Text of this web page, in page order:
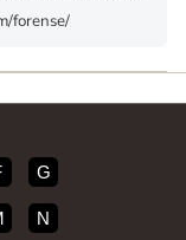
forense/
G
N